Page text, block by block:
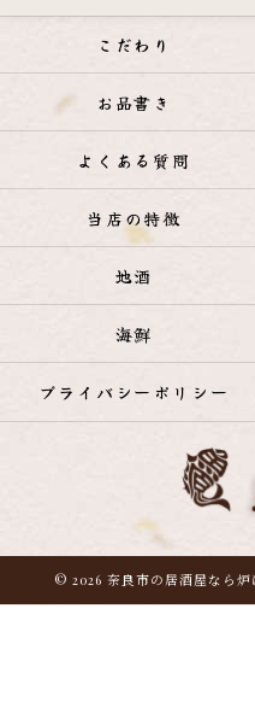
こだわり
お品書き
よくある質問
当店の特徴
地酒
海鮮
プライバシーポリシー
© 2026 奈良市の居酒屋なら炉